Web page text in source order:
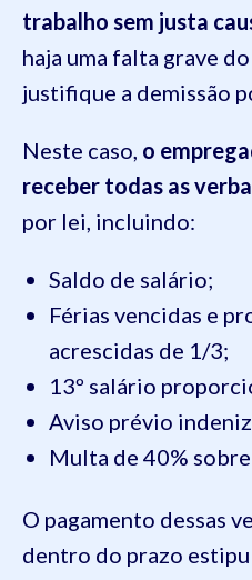
trabalho sem justa
haja uma falta grave
justifique a demissão
Neste caso, o
receber todas as
por lei, incluindo:
Saldo de salário;
Férias vencidas e
acrescidas de 1/3;
13º salário
Aviso prévio
Multa de 40% sobre
O pagamento dessas
dentro do prazo